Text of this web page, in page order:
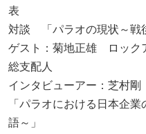
表
対談 「パラオの現状～戦
ゲスト：菊地正雄 ロック
総支配人
インタビューアー：芝村剛
「パラオにおける日本企
語～」